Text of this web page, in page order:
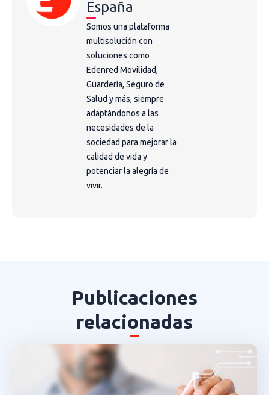
España
Somos una plataforma
multisolución con
soluciones como
Edenred Movilidad,
Guardería, Seguro de
Salud y más, siempre
adaptándonos a las
necesidades de la
sociedad para mejorar la
calidad de vida y
potenciar la alegría de
vivir.
Publicaciones
relacionadas